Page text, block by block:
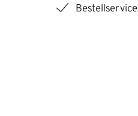
checkmark Bestellservice